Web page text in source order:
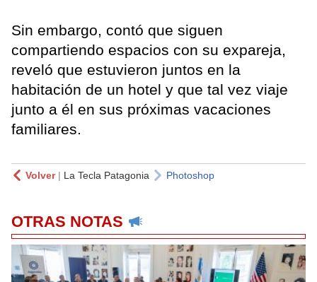
Sin embargo, contó que siguen
compartiendo espacios con su expareja,
reveló que estuvieron juntos en la
habitación de un hotel y que tal vez viaje
junto a él en sus próximas vacaciones
familiares.
Volver| La Tecla Patagonia Photoshop
OTRAS NOTAS